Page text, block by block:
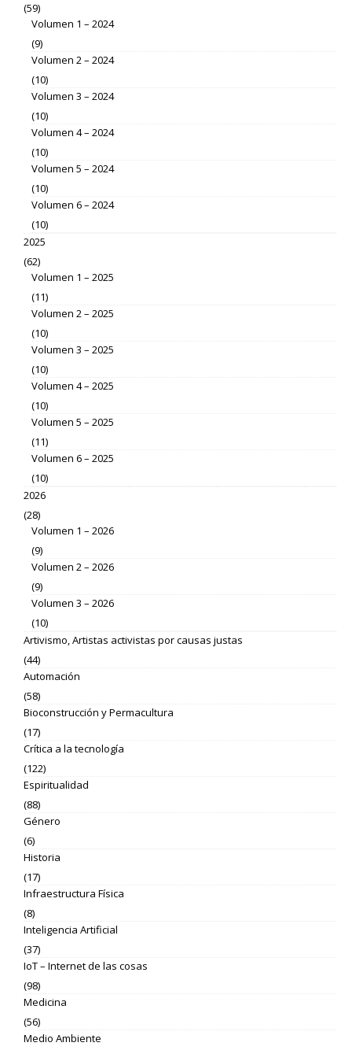
(59)
Volumen 1 – 2024
(9)
Volumen 2 – 2024
(10)
Volumen 3 – 2024
(10)
Volumen 4 – 2024
(10)
Volumen 5 – 2024
(10)
Volumen 6 – 2024
(10)
2025
(62)
Volumen 1 – 2025
(11)
Volumen 2 – 2025
(10)
Volumen 3 – 2025
(10)
Volumen 4 – 2025
(10)
Volumen 5 – 2025
(11)
Volumen 6 – 2025
(10)
2026
(28)
Volumen 1 – 2026
(9)
Volumen 2 – 2026
(9)
Volumen 3 – 2026
(10)
Artivismo, Artistas activistas por causas justas
(44)
Automación
(58)
Bioconstrucción y Permacultura
(17)
Crítica a la tecnología
(122)
Espiritualidad
(88)
Género
(6)
Historia
(17)
Infraestructura Física
(8)
Inteligencia Artificial
(37)
IoT – Internet de las cosas
(98)
Medicina
(56)
Medio Ambiente